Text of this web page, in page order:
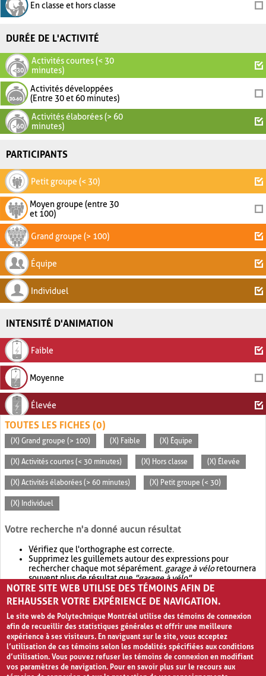
En classe et hors classe
DURÉE DE L'ACTIVITÉ
Activités courtes (< 30
minutes)
Activités développées
(Entre 30 et 60 minutes)
Activités élaborées (> 60
minutes)
PARTICIPANTS
Petit groupe (< 30)
Moyen groupe (entre 30
et 100)
Grand groupe (> 100)
Équipe
Individuel
INTENSITÉ D'ANIMATION
Faible
Moyenne
Élevée
TOUTES LES FICHES (0)
(X) Grand groupe (> 100) (X) Faible (X) Équipe
(X) Activités courtes (< 30 minutes) (X) Hors classe (X) Élevée
(X) Activités élaborées (> 60 minutes) (X) Petit groupe (< 30)
(X) Individuel
Votre recherche n'a donné aucun résultat
Vérifiez que l'orthographe est correcte.
Supprimez les guillemets autour des expressions pour
rechercher chaque mot séparément. garage à véloretournera
souvent plus de résultat que"garage à vélo".
Envisagez d'élargir votre recherche avec OR.garage OR vélo
retournera souvent plus de résultat quegarage à vélo
NOTRE SITE WEB UTILISE DES TÉMOINS AFIN DE
REHAUSSER VOTRE EXPÉRIENCE DE NAVIGATION.
Le site web de Polytechnique Montréal utilise des témoins de connexion
afin de recueillir des statistiques générales et offrir une meilleure
expérience à ses visiteurs. En naviguant sur le site, vous acceptez
l’utilisation de ces témoins selon les modalités spécifiées aux conditions
d’utilisation. Vous pouvez refuser les témoins de connexion en modifiant
vos paramètres de navigation. Pour en savoir plus sur le recours aux